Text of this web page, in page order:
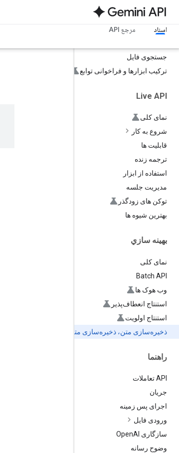
اسناد مرجع API
اجرای کد
زمینه URL
جستجوی فایل
ترکیب ابزارها و فراخوانی توابع
Live API
نمای کلی
شروع به کار
قابلیت ها
ترجمه زنده
استفاده از ابزار
مدیریت جلسه
توکن های زودگذر
بهترین شیوه ها
بهينه سازي
نمای کلی
Batch API
وب هوک ها
استنتاج انعطاف‌پذیر
استنتاج اولویت
ذخیره‌سازی متن، ذخیره‌سازی متن
راهنما
API تعاملات
جریان
اجرای پس زمینه
ورودی فایل
سازگاری Open AI
وضوح رسانه